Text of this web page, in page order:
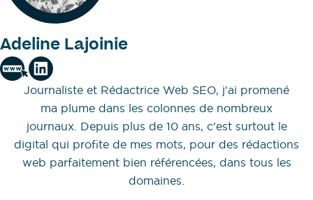
Adeline Lajoinie
Journaliste et Rédactrice Web SEO, j'ai promené
ma plume dans les colonnes de nombreux
journaux. Depuis plus de 10 ans, c'est surtout le
digital qui profite de mes mots, pour des rédactions
web parfaitement bien référencées, dans tous les
domaines.